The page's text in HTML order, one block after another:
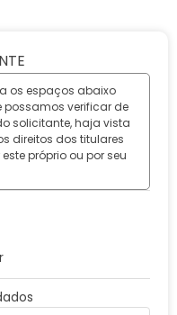
os espaços abaixo
verificar de
solicitante, haja vista
direitos dos titulares
próprio ou por seu